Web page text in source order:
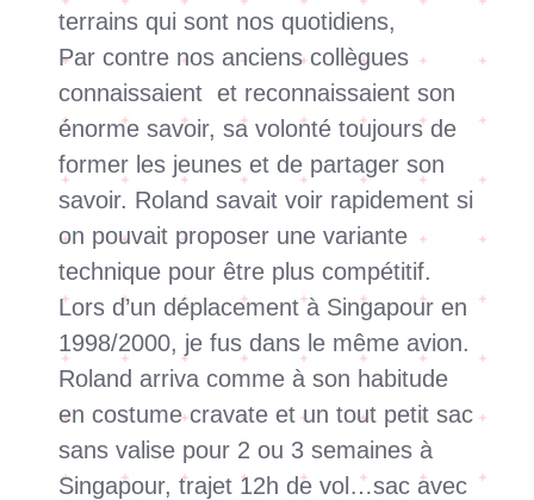
terrains qui sont nos quotidiens,
Par contre nos anciens collègues
connaissaient et reconnaissaient son
énorme savoir, sa volonté toujours de
former les jeunes et de partager son
savoir. Roland savait voir rapidement si
on pouvait proposer une variante
technique pour être plus compétitif.
Lors d’un déplacement à Singapour en
1998/2000, je fus dans le même avion.
Roland arriva comme à son habitude
en costume cravate et un tout petit sac
sans valise pour 2 ou 3 semaines à
Singapour, trajet 12h de vol…sac avec